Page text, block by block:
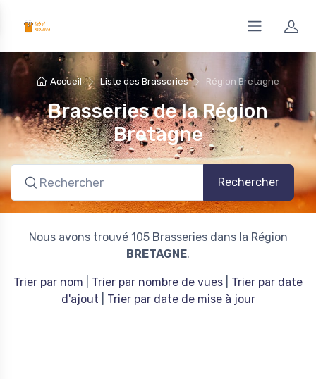
Accueil Liste des Brasseries Région Bretagne
Brasseries de la Région
Bretagne
Rechercher
Nous avons trouvé 105 Brasseries dans la Région
BRETAGNE.
Trier par nom Trier par nombre de vues
Trier par date
d'ajout
Trier par date de mise à jour